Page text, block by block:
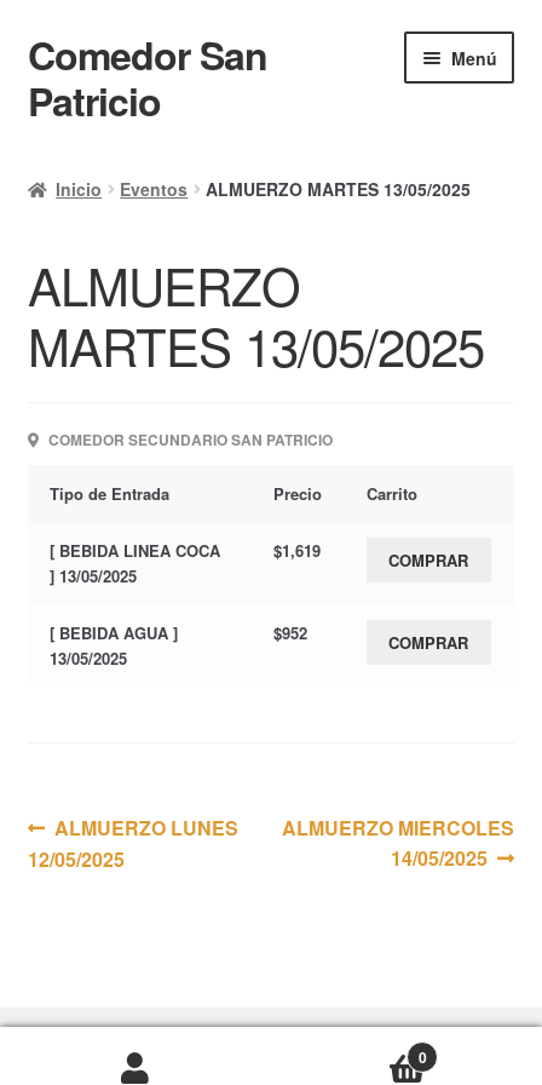
Ir
a
la
Ir
al
contenido
Comedor San
Patricio
Menú
Calendario
Mi cuenta
Ayuda Rapida
Finalizar compra
Inicio Eventos ALMUERZO MARTES 13/05/2025
ALMUERZO
MARTES 13/05/2025
COMEDOR SECUNDARIO SAN PATRICIO
Tipo de Entrada Precio Carrito
[ BEBIDA LINEA COCA
] 13/05/2025
$1,619 COMPRAR
[ BEBIDA AGUA ]
13/05/2025
$952 COMPRAR
Navegación
de
Anterior:
ALMUERZO LUNES
12/05/2025
Siguiente:
ALMUERZO MIERCOLES
14/05/2025
0